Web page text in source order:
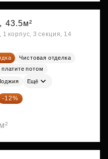
43.5м²
корпус, 3 секция, 14
Чистовая отделка
потом
Ещё
-12%